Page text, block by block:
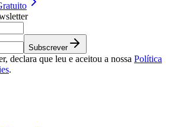
Subscrever
declara que leu e aceitou a nossa Política
.